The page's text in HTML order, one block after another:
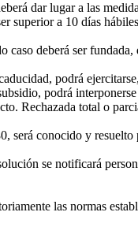
dar lugar a las
superior a 10 días
deberá ser
podrá
podrá
Rechazada total o
será conocido y
se notificará
las normas